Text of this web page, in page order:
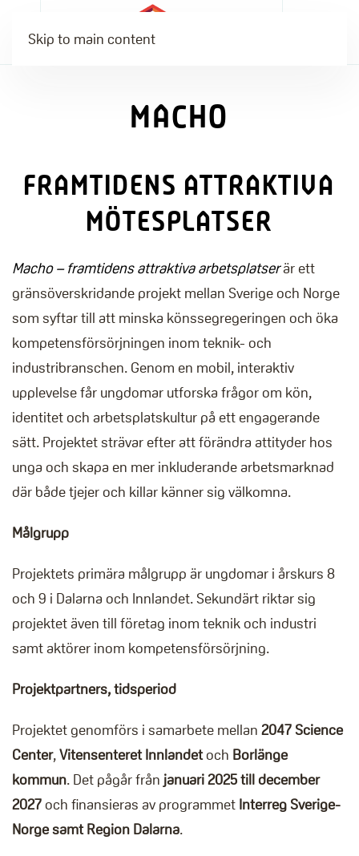
Skip to main content
MACHO
FRAMTIDENS ATTRAKTIVA
MÖTESPLATSER
Macho – framtidens attraktiva arbetsplatserär ett
gränsöverskridande projekt mellan Sverige och Norge
som syftar till att minska könssegregeringen och öka
kompetensförsörjningen inom teknik- och
industribranschen. Genom en mobil, interaktiv
upplevelse får ungdomar utforska frågor om kön,
identitet och arbetsplatskultur på ett engagerande
sätt. Projektet strävar efter att förändra attityder hos
unga och skapa en mer inkluderande arbetsmarknad
där både tjejer och killar känner sig välkomna.
Målgrupp
Projektets primära målgrupp är ungdomar i årskurs 8
och 9 i Dalarna och Innlandet. Sekundärt riktar sig
projektet även till företag inom teknik och industri
samt aktörer inom kompetensförsörjning.
Projektpartners, tidsperiod
Projektet genomförs i samarbete mellan 2047 Science
Center,Vitensenteret Innlandetoch Borlänge
kommun. Det pågår från januari 2025 till december
2027och finansieras av programmet Interreg Sverige-
Norge samt Region Dalarna.